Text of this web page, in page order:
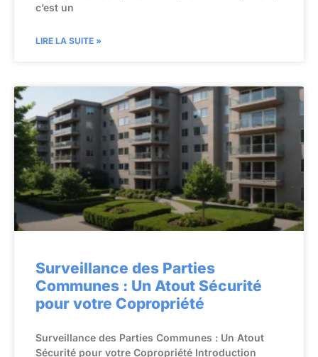
c’est un
LIRE LA SUITE »
Surveillance des Parties
Communes : Un Atout Sécurité
pour votre Copropriété
Surveillance des Parties Communes : Un Atout
Sécurité pour votre Copropriété Introduction